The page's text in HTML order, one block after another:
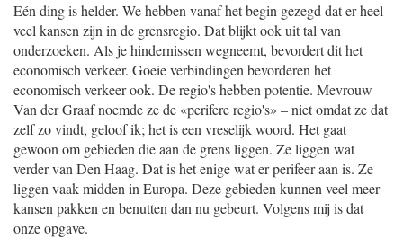
Eén ding is helder. We hebben vanaf het begin gezegd dat er heel
veel kansen zijn in de grensregio. Dat blijkt ook uit tal van
onderzoeken. Als je hindernissen wegneemt, bevordert dit het
economisch verkeer. Goeie verbindingen bevorderen het
economisch verkeer ook. De regio's hebben potentie. Mevrouw
Van der Graaf noemde ze de «perifere regio's» – niet omdat ze dat
zelf zo vindt, geloof ik; het is een vreselijk woord. Het gaat
gewoon om gebieden die aan de grens liggen. Ze liggen wat
verder van Den Haag. Dat is het enige wat er perifeer aan is. Ze
liggen vaak midden in Europa. Deze gebieden kunnen veel meer
kansen pakken en benutten dan nu gebeurt. Volgens mij is dat
onze opgave.